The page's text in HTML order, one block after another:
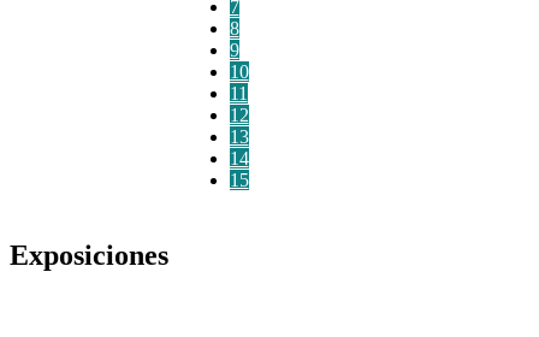
7
8
9
10
11
12
13
14
15
Exposiciones